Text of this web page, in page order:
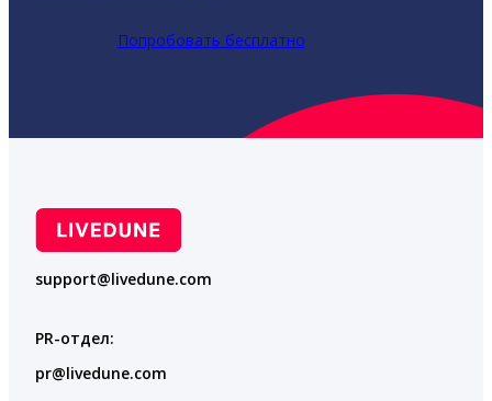
Попробовать бесплатно
support@livedune.com
PR-отдел:
pr@livedune.com